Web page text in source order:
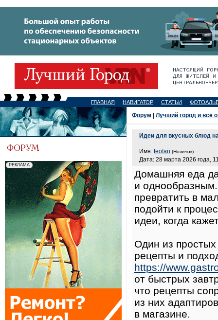
ГЛАВНАЯ НАВИГАТОР СТАТЬИ
Форум Лучший город и всё
Идеи для вкусных блюд
Имя: feofan (Новичок)
Дата: 28 марта 2026 года,
Домашняя еда
и
превратить в
подойти к
идеи, когда
Один из
рецепты и
https://
от быстрых
что рецепты
из них
в магазине.